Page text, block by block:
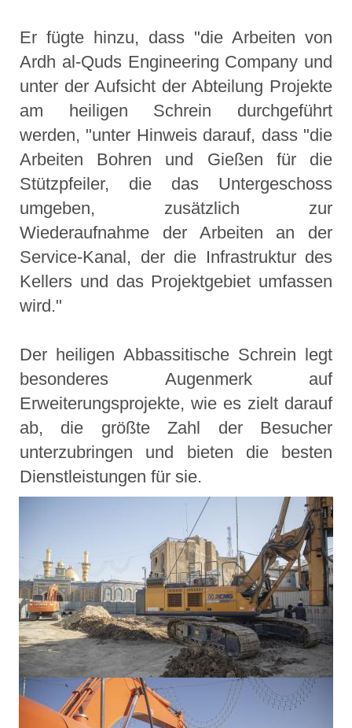
Er fügte hinzu, dass "die Arbeiten von
Ardh al-Quds Engineering Company und
unter der Aufsicht der Abteilung Projekte
am heiligen Schrein durchgeführt
werden, "unter Hinweis darauf, dass "die
Arbeiten Bohren und Gießen für die
Stützpfeiler, die das Untergeschoss
umgeben, zusätzlich zur
Wiederaufnahme der Arbeiten an der
Service-Kanal, der die Infrastruktur des
Kellers und das Projektgebiet umfassen
wird."
Der heiligen Abbassitische Schrein legt
besonderes Augenmerk auf
Erweiterungsprojekte, wie es zielt darauf
ab, die größte Zahl der Besucher
unterzubringen und bieten die besten
Dienstleistungen für sie.